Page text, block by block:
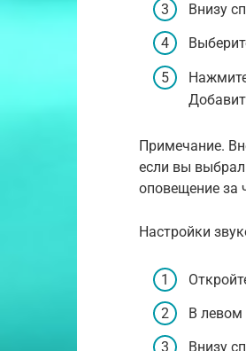
Внизу
Примечание.
если вы
оповещение за
Настройки
В левом
Внизу